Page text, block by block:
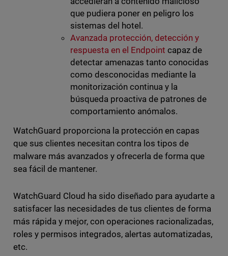
que pudiera poner en peligro los
sistemas del hotel.
Avanzada protección, detección y
respuesta en el Endpoint capaz de
detectar amenazas tanto conocidas
como desconocidas mediante la
monitorización continua y la
búsqueda proactiva de patrones de
comportamiento anómalos.
WatchGuard proporciona la protección en capas
que sus clientes necesitan contra los tipos de
malware más avanzados y ofrecerla de forma que
sea fácil de mantener.
WatchGuard Cloud ha sido diseñado para ayudarte a
satisfacer las necesidades de tus clientes de forma
más rápida y mejor, con operaciones racionalizadas,
roles y permisos integrados, alertas automatizadas,
etc.